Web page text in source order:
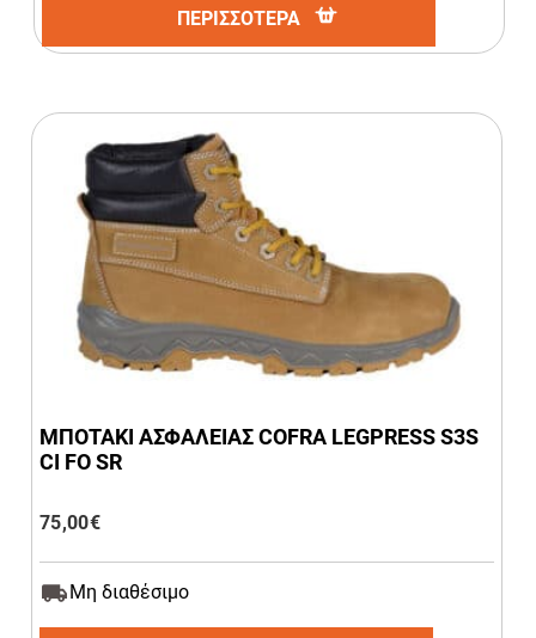
ΠΕΡΙΣΣΟΤΕΡΑ
ΜΠΟΤΑΚΙ ΑΣΦΑΛΕΙΑΣ COFRA LEGPRESS S3S
CI FO SR
75,00€
Μη διαθέσιμο